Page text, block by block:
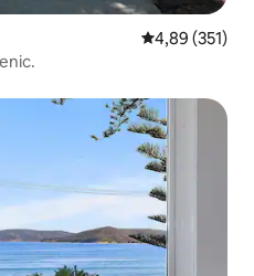
4,89 av 5 i
4,89 (351)